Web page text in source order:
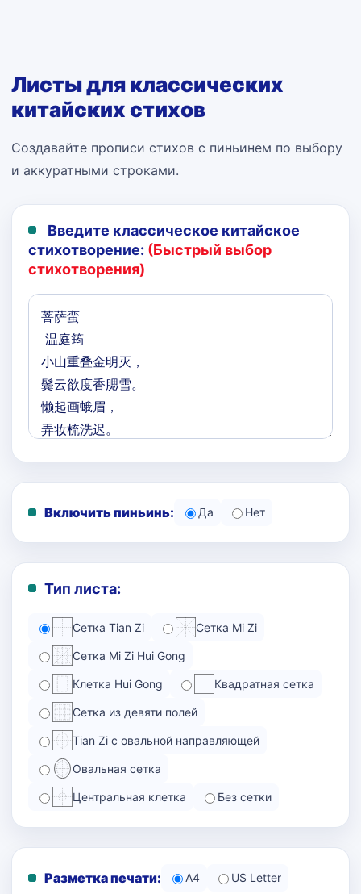
Листы для классических
китайских стихов
Создавайте прописи стихов с пиньинем по выбору
и аккуратными строками.
Введите классическое китайское
стихотворение: (Быстрый выбор
стихотворения)
Включить пиньинь: Да Нет
Тип листа:
Сетка Tian Zi Сетка Mi Zi
Сетка Mi Zi Hui Gong
Клетка Hui Gong Квадратная сетка
Сетка из девяти полей
Tian Zi с овальной направляющей
Овальная сетка
Центральная клетка Без сетки
Разметка печати: A4 US Letter